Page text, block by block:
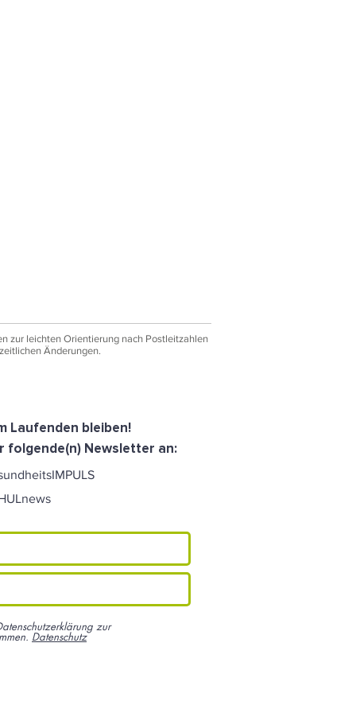
zur leichten Orientierung nach Postleitzahlen
Änderungen.
Laufenden bleiben!
folgende(n) Newsletter an:
zur
Datenschutz